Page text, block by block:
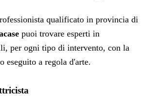
qualificato in provincia di
puoi trovare esperti in
per ogni tipo di intervento, con la
eseguito a regola d'arte.